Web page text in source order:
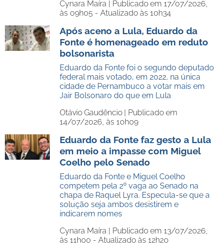
Cynara Maíra | Publicado em 17/07/2026,
às 09h05 - Atualizado às 10h34
Após aceno a Lula, Eduardo da
Fonte é homenageado em reduto
bolsonarista
Eduardo da Fonte foi o segundo deputado
federal mais votado, em 2022, na única
cidade de Pernambuco a votar mais em
Jair Bolsonaro do que em Lula
Otávio Gaudêncio | Publicado em
14/07/2026, às 10h09
Eduardo da Fonte faz gesto a Lula
em meio a impasse com Miguel
Coelho pelo Senado
Eduardo da Fonte e Miguel Coelho
competem pela 2º vaga ao Senado na
chapa de Raquel Lyra. Especula-se que a
solução seja ambos desistirem e
indicarem nomes
Cynara Maíra | Publicado em 13/07/2026,
às 11h00 - Atualizado às 12h20